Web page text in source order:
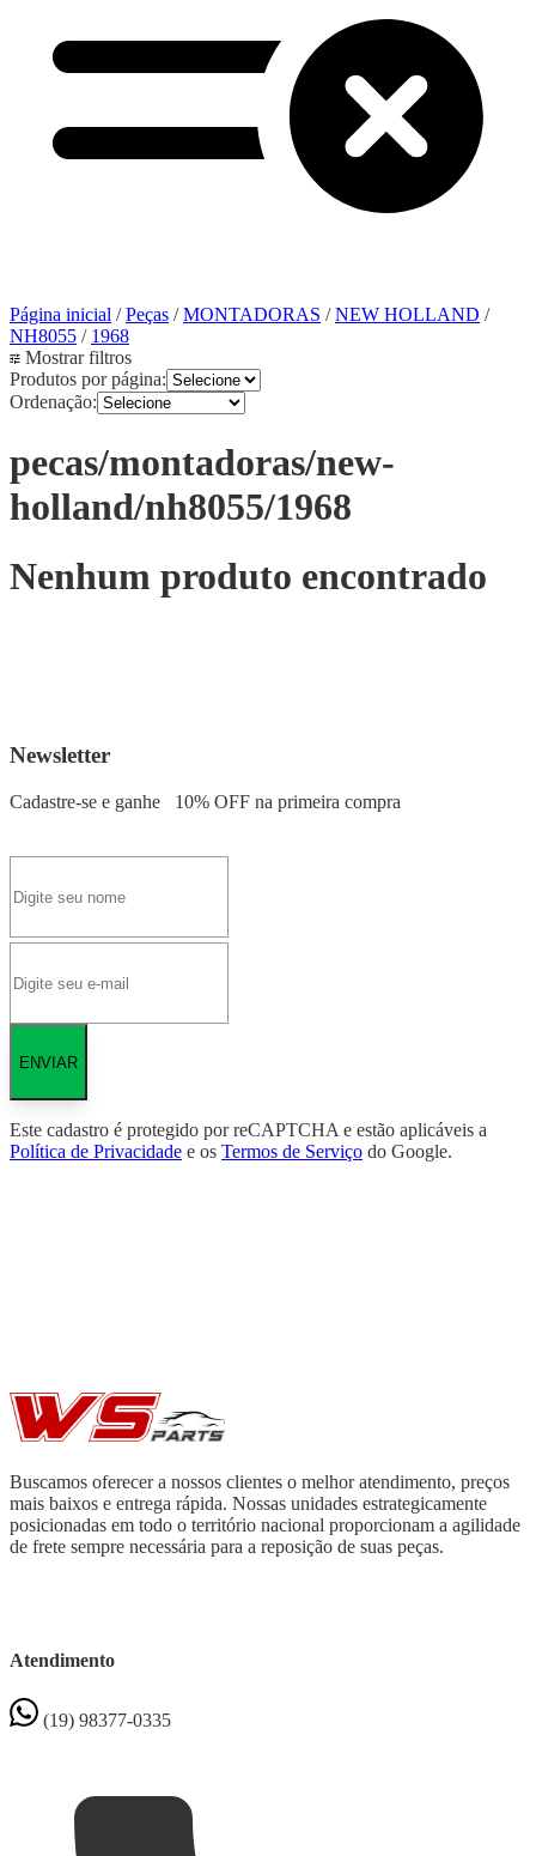
Página inicial /Peças /MONTADORAS /NEW HOLLAND /
NH8055 / 1968
Mostrar filtros
Produtos por página:
Ordenação:
pecas/montadoras/new-
holland/nh8055/1968
Nenhum produto encontrado
Newsletter
Cadastre-se e ganhe 10% OFF na primeira compra
ENVIAR
Este cadastro é protegido por reCAPTCHA e estão aplicáveis a
Política de Privacidade e os Termos de Serviço do Google.
Buscamos oferecer a nossos clientes o melhor atendimento, preços
mais baixos e entrega rápida. Nossas unidades estrategicamente
posicionadas em todo o território nacional proporcionam a agilidade
de frete sempre necessária para a reposição de suas peças.
Atendimento
(19) 98377-0335